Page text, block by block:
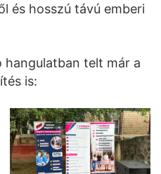
és hosszú távú emberi
hangulatban telt már a
is: